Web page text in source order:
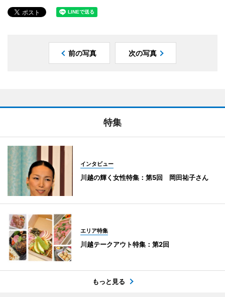
前の写真 次の写真
特集
インタビュー
川越の輝く女性特集：第5回 岡田祐子さん
エリア特集
川越テークアウト特集：第2回
もっと見る